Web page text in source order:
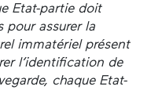
Etat-partie doit
pour assurer la
immatériel présent
l’identification de
chaque Etat-